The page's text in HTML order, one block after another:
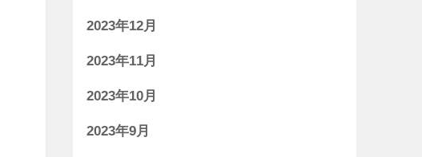
2023年12月
2023年11月
2023年10月
2023年9月